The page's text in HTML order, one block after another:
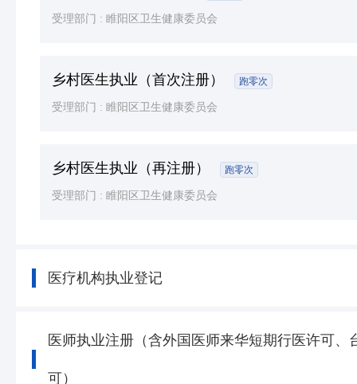
受理部门 : 睢阳区卫生健康委员会
乡村医生执业（首次注册） 跑零次
受理部门 : 睢阳区卫生健康委员会
乡村医生执业（再注册） 跑零次
受理部门 : 睢阳区卫生健康委员会
医疗机构执业登记
医师执业注册（含外国医师来华短期行医许可
可）